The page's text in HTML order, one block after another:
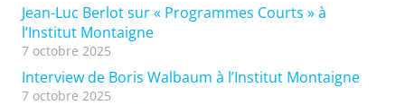
Jean-Luc Berlot sur « Programmes Courts » à
l’Institut Montaigne
7 octobre 2025
Interview de Boris Walbaum à l’Institut Montaigne
7 octobre 2025